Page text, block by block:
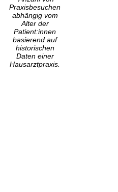
Praxisbesuchen
abhängig vom
Alter der
Patient:innen
basierend auf
historischen
Daten einer
Hausarztpraxis.